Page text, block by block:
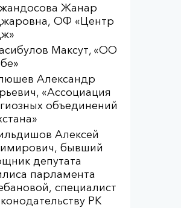
Жанар
ОФ «Центр
Максут, «ОО
Александр
«Ассоциация
объединений
Алексей
бывший
депутата
парламента
специалист
РК